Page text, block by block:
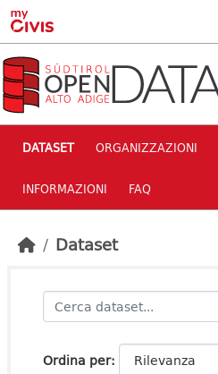
Skip to main content
DATASET ORGANIZZAZIONI
INFORMAZIONI FAQ
Dataset
Ordina per